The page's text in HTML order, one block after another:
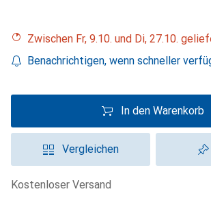
Zwischen Fr, 9.10. und Di, 27.10.
Benachrichtigen, wenn schneller
In den Warenkorb
Vergleichen
kostenloser Versand